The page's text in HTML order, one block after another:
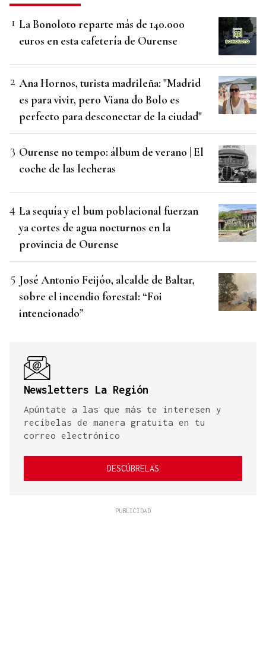
La Bonoloto reparte más de 140.000
euros en esta cafetería de Ourense
Ana Hornos, turista madrileña: "Madrid
es para vivir, pero Viana do Bolo es
perfecto para desconectar de la ciudad"
Ourense no tempo: álbum de verano | El
coche de las lecheras
La sequía y el bum poblacional fuerzan
ya cortes de agua nocturnos en la
provincia de Ourense
José Antonio Feijóo, alcalde de Baltar,
sobre el incendio forestal: “Foi
intencionado”
Newsletters La Región
Apúntate a las que más te interesen y
recíbelas de manera gratuita en tu
correo electrónico
DESCÚBRELAS